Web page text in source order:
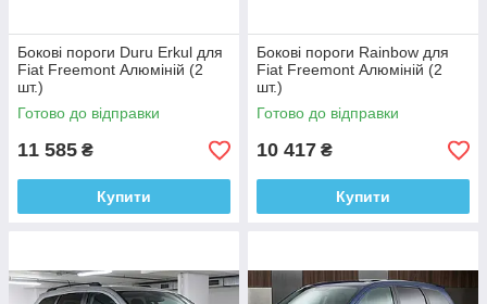
Бокові пороги Duru Erkul для
Fiat Freemont Алюміній (2
шт.)
Готово до відправки
11 585 ₴
Купити
Бокові пороги Rainbow для
Fiat Freemont Алюміній (2
шт.)
Готово до відправки
10 417 ₴
Купити